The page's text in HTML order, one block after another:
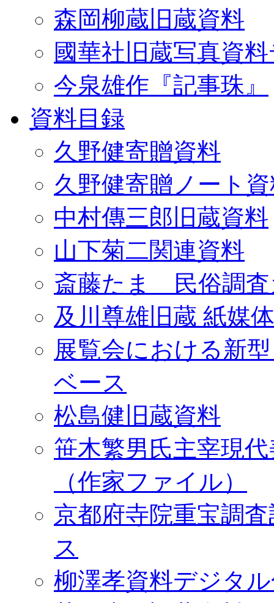
森岡柳蔵旧蔵資料
國華社旧蔵写真資
今泉雄作『記事珠』
資料目録
久野健寄贈資料
久野健寄贈ノート
中村傳三郎旧蔵資料
山下菊二関連資料
斎藤たま 民俗調査
及川尊雄旧蔵 紙媒
展覧会における新
ベース
松島健旧蔵資料
笹木繁男氏主宰現
（作家ファイル）
京都府寺院重宝調
ス
柳澤孝資料デジタ